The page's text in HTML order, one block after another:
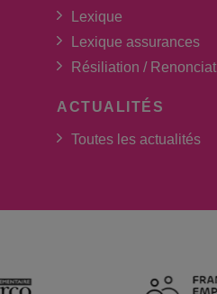
Lexique
Lexique assurances
Résiliation /
ACTUALITÉS
Toutes les actualités